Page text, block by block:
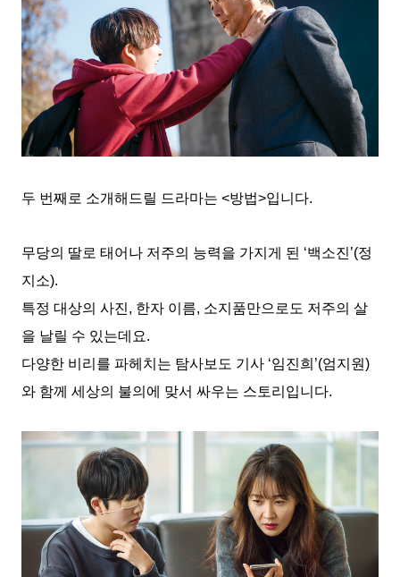
두 번째로 소개해드릴 드라마는 <방법>입니다.
무당의 딸로 태어나 저주의 능력을 가지게 된 ‘백소진’(정
지소).
특정 대상의 사진, 한자 이름, 소지품만으로도 저주의 살
을 날릴 수 있는데요.
다양한 비리를 파헤치는 탐사보도 기사 ‘임진희’(엄지원)
와 함께 세상의 불의에 맞서 싸우는 스토리입니다.